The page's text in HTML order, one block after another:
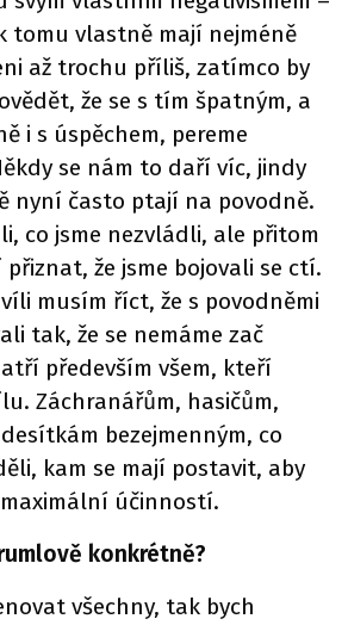
tomu vlastně mají nejméně
až trochu příliš, zatímco by
že se s tím špatným, a
i s úspěchem, pereme
se nám to daří víc, jindy
nyní často ptají na povodně.
co jsme nezvládli, ale přitom
že jsme bojovali se ctí.
musím říct, že s povodněmi
tak, že se nemáme zač
především všem, kteří
Záchranářům, hasičům,
bezejmenným, co
kam se mají postavit, aby
účinností.
konkrétně?
všechny, tak bych